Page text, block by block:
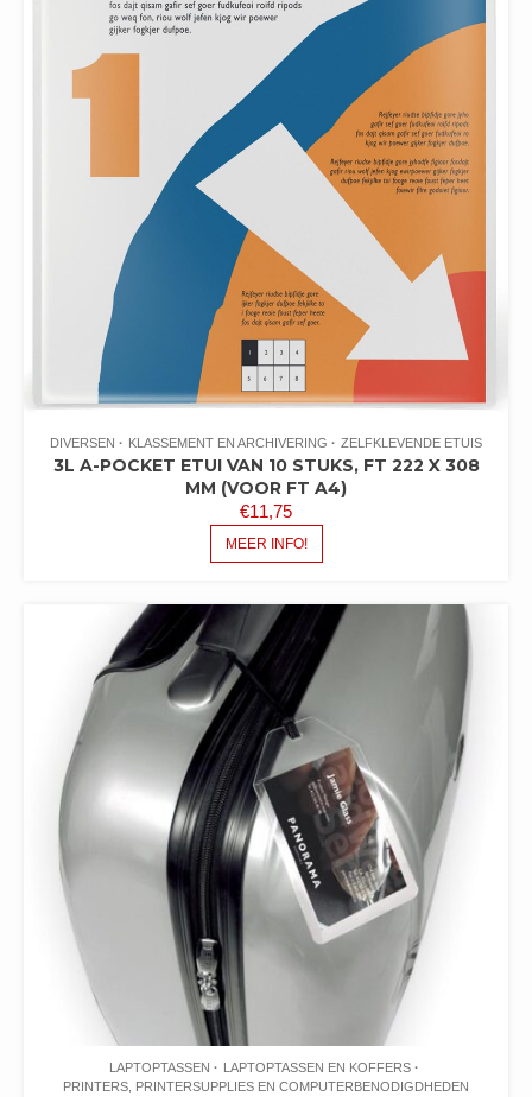
DIVERSEN KLASSEMENT EN ARCHIVERING ZELFKLEVENDE ETUIS
3L A-POCKET ETUI VAN 10 STUKS, FT 222 X 308
MM (VOOR FT A4)
€11,75
MEER INFO!
LAPTOPTASSEN
LAPTOPTASSEN EN KOFFERS
PRINTERS, PRINTERSUPPLIES EN COMPUTERBENODIGDHEDEN